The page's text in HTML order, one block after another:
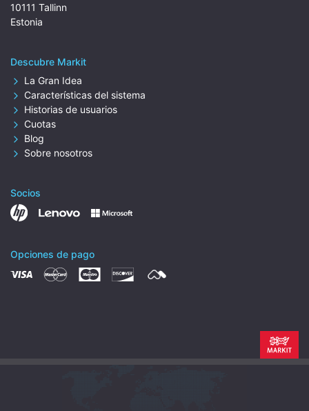
10111 Tallinn
Estonia
Descubre Markit
La Gran Idea
Características del sistema
Historias de usuarios
Cuotas
Blog
Sobre nosotros
Socios
Opciones de pago